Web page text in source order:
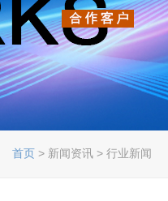
首页 > 新闻资讯 > 行业新闻